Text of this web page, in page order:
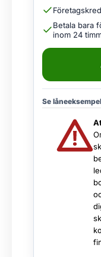
Betala bara
inom 24
Se låneeksempel